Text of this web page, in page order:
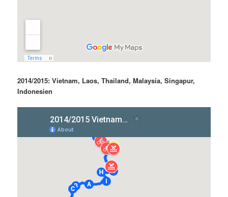
2014/2015: Vietnam, Laos, Thailand, Malaysia, Singapur,
Indonesien